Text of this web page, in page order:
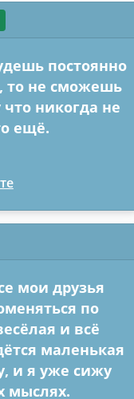
постоянно
то не сможешь
никогда не
ещё.
мои друзья
по
и всё
маленькая
и я уже сижу
мыслях.